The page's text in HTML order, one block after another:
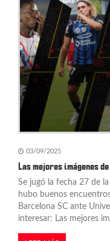
d
e
e
n
t
d
a
s
03/09/2025
Las mejores imágenes
Se jugó la fecha 27 de
hubo buenos
Barcelona SC ante
interesar: Las mejores